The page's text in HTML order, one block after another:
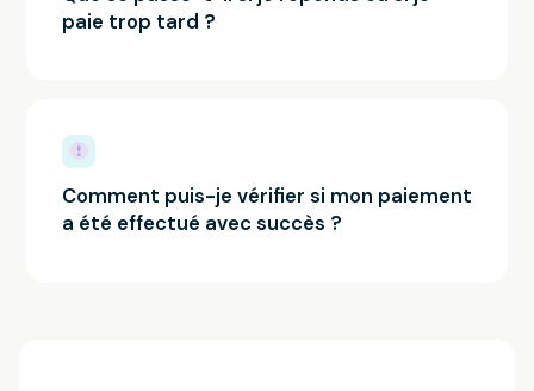
paie trop tard ?
Comment puis-je vérifier si mon paiement
a été effectué avec succès ?